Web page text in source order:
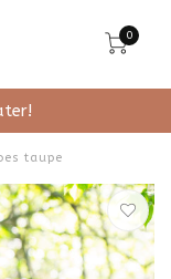
0
50,-
taupe